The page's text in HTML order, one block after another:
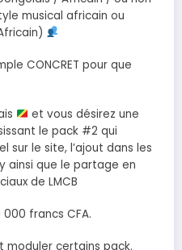
musical africain ou
CONCRET pour que
et vous désirez une
le pack #2 qui
sur le site, l’ajout dans les
ainsi que le partage en
de LMCB
francs CFA.
moduler certains pack.